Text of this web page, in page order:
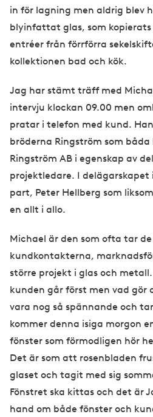
in för lagning men aldrig blev
blyinfattat glas, som
entréer från förrförra
kollektionen bad och kök.
Jag har stämt träff med
intervju klockan 09.00 men
pratar i telefon med kund.
bröderna Ringström som
Ringström AB i egenskap av
projektledare. I delägarskapet
part, Peter Hellberg som
en allt i allo.
Michael är den som ofta tar
kundkontakterna,
större projekt i glas och
kunden går först men vad gör
vara nog så spännande och
kommer denna isiga morgon
fönster som förmodligen hör
Det är som att rosenbladen
glaset och tagit med sig
Fönstret ska kittas och det är
hand om både fönster och